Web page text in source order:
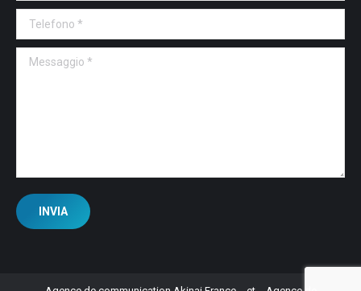
Telefono *
Messaggio *
INVIA